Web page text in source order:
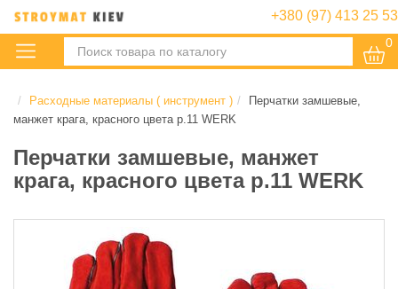
+380 (97) 413 25 53
0
Расходные материалы ( инструмент )
Перчатки замшевые,
манжет крага, красного цвета р.11 WERK
Перчатки замшевые, манжет
крага, красного цвета р.11 WERK